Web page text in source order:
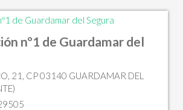
nº1 de Guardamar del
21, CP 03140 GUARDAMAR DEL